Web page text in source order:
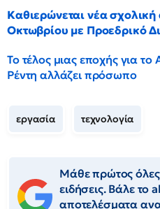
Καθιερώνεται νέα σχολική
Οκτωβρίου με Προεδρικό
Το τέλος μιας εποχής για
Ρέντη αλλάζει πρόσωπο
εργασία τεχνολογία
Μάθε πρώτος όλες
ειδήσεις. Βάλε το
αποτελέσματα